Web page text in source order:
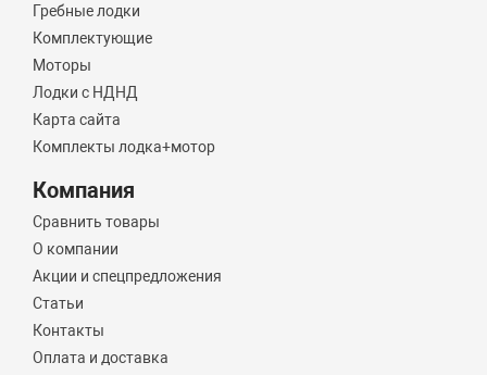
Гребные лодки
Комплектующие
Моторы
Лодки с НДНД
Карта сайта
Комплекты лодка+мотор
Компания
Сравнить товары
О компании
Акции и спецпредложения
Статьи
Контакты
Оплата и доставка